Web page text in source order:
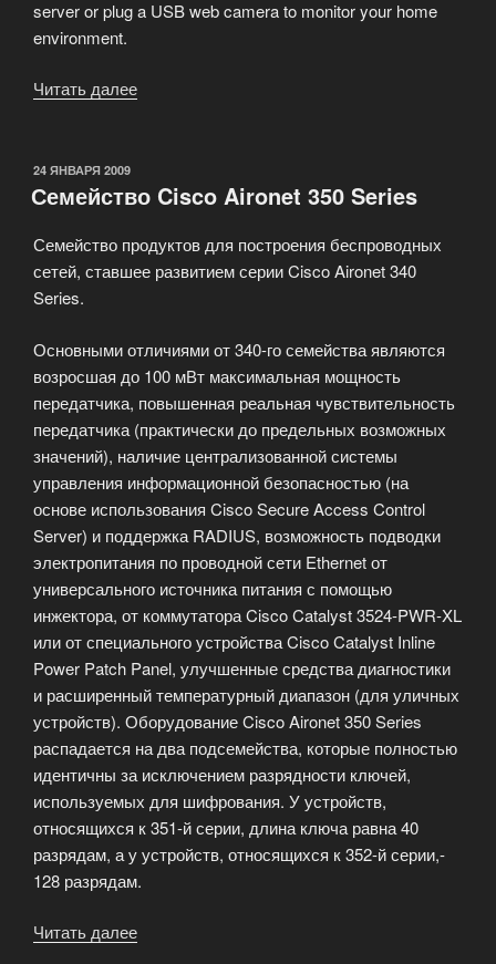
server or plug a USB web camera to monitor your home
environment.
Читать далее
Wireless
Gateway»
ОПУБЛИКОВАНО
24 ЯНВАРЯ 2009
Семейство Cisco Aironet 350 Series
Семейство продуктов для построения беспроводных
сетей, ставшее развитием серии Cisco Aironet 340
Series.
Основными отличиями от 340-го семейства являются
возросшая до 100 мВт максимальная мощность
передатчика, повышенная реальная чувствительность
передатчика (практически до предельных возможных
значений), наличие централизованной системы
управления информационной безопасностью (на
основе использования Cisco Secure Access Control
Server) и поддержка RADIUS, возможность подводки
электропитания по проводной сети Ethernet от
универсального источника питания с помощью
инжектора, от коммутатора Cisco Catalyst 3524-PWR-XL
или от специального устройства Cisco Catalyst Inline
Power Patch Panel, улучшенные средства диагностики
и расширенный температурный диапазон (для уличных
устройств). Оборудование Cisco Aironet 350 Series
распадается на два подсемейства, которые полностью
идентичны за исключением разрядности ключей,
используемых для шифрования. У устройств,
относящихся к 351-й серии, длина ключа равна 40
разрядам, а у устройств, относящихся к 352-й серии,-
128 разрядам.
Читать далее